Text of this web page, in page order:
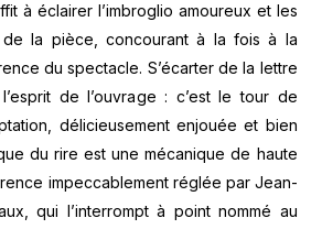
à éclairer l’imbroglio amoureux et les
de la pièce, concourant à la fois à la
du spectacle. S’écarter de la lettre
de l’ouvrage : c’est le tour de
délicieusement enjouée et bien
du rire est une mécanique de haute
impeccablement réglée par Jean-
qui l’interrompt à point nommé au